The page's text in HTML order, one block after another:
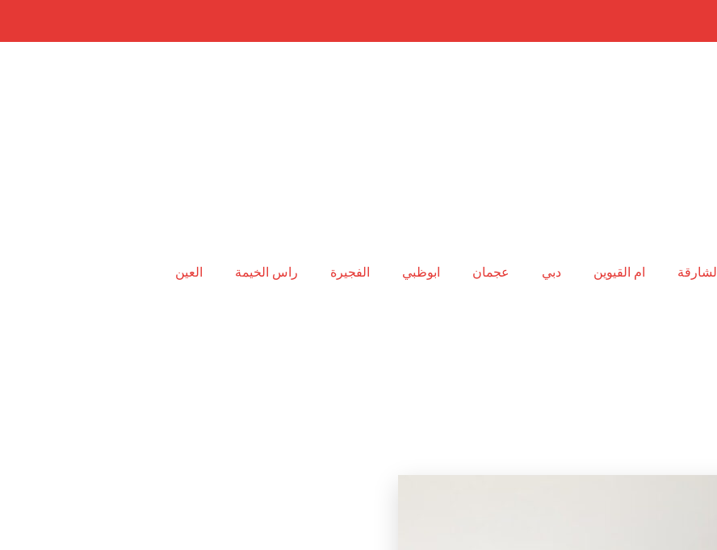
الشارقة ام القيوين دبي عجمان ابوظبي الفجيرة راس الخيمة العين